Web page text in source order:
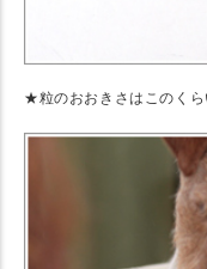
★粒のおおきさはこのくら